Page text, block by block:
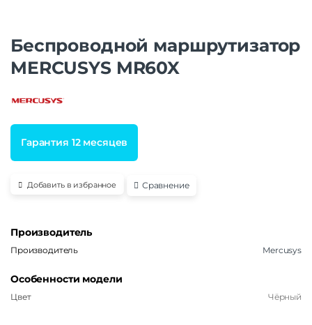
Беспроводной маршрутизатор
MERCUSYS MR60X
Гарантия 12 месяцев
Добавить в избранное Сравнение
Производитель
Производитель Mercusys
Особенности модели
Цвет Чёрный